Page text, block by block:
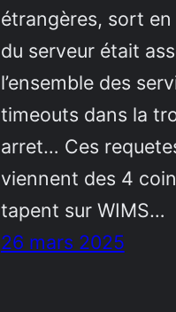
étrangères, sort
du serveur était
l’ensemble des
timeouts dans la
arret… Ces
viennent des 4
tapent sur WIMS…
26 mars 2025